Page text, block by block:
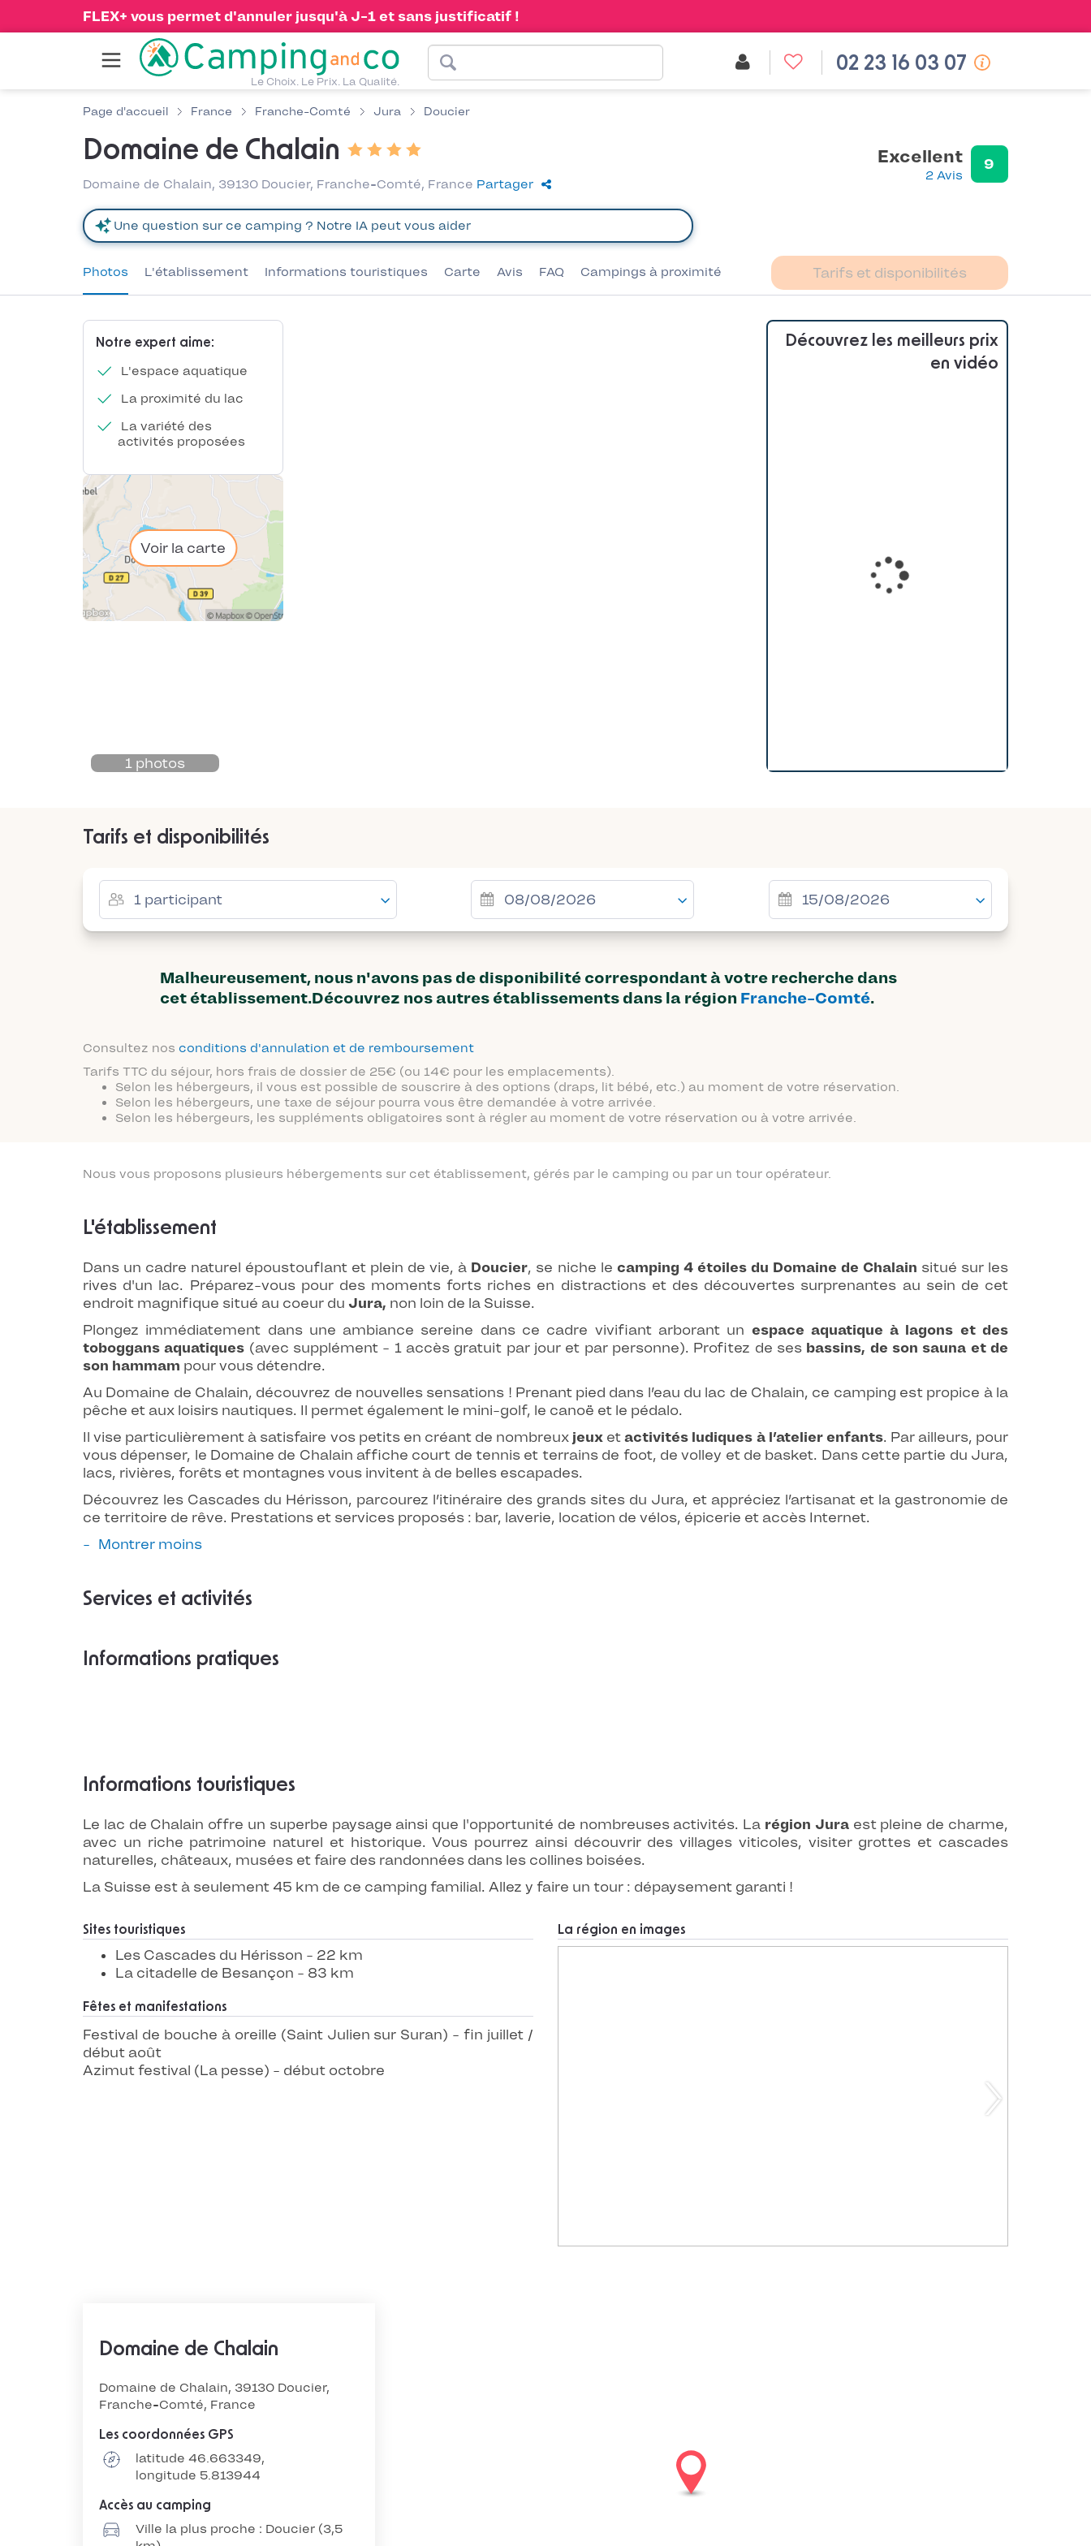
FLEX+ vous permet d'annuler jusqu'à J-1 et sans justificatif !
Le Choix. Le Prix. La Qualité.
02 23 16 03 07
Page d'accueil France Franche-Comté Jura Doucier
Domaine de Chalain
Domaine de Chalain, 39130 Doucier, Franche-Comté, France Partager
Excellent
2 Avis
9
Photos L'établissement Informations touristiques Carte Avis FAQ Campings à proximité Tarifs et disponibilités
Notre expert aime:
L'espace aquatique
La proximité du lac
La variété des
activités proposées
Voir la carte
1 photos
Découvrez les meilleurs prix
en vidéo
Tarifs et disponibilités
Malheureusement, nous n'avons pas de disponibilité correspondant à votre recherche dans
cet établissement.Découvrez nos autres établissements dans la région Franche-Comté.
Consultez nos conditions d'annulation et de remboursement
Tarifs TTC du séjour, hors frais de dossier de 25€ (ou 14€ pour les emplacements).
Selon les hébergeurs, il vous est possible de souscrire à des options (draps, lit bébé, etc.) au moment de votre réservation.
Selon les hébergeurs, une taxe de séjour pourra vous être demandée à votre arrivée.
Selon les hébergeurs, les suppléments obligatoires sont à régler au moment de votre réservation ou à votre arrivée.
Nous vous proposons plusieurs hébergements sur cet établissement, gérés par le camping ou par un tour opérateur.
L'établissement
Dans un cadre naturel époustouflant et plein de vie, à Doucier, se niche le camping 4 étoiles du Domaine de Chalain situé sur les
rives d'un lac. Préparez-vous pour des moments forts riches en distractions et des découvertes surprenantes au sein de cet
endroit magnifique situé au coeur du Jura, non loin de la Suisse.
Plongez immédiatement dans une ambiance sereine dans ce cadre vivifiant arborant un espace aquatique à lagons et des
toboggans aquatiques (avec supplément - 1 accès gratuit par jour et par personne). Profitez de ses bassins, de son sauna et de
son hammam pour vous détendre.
Au Domaine de Chalain, découvrez de nouvelles sensations ! Prenant pied dans l’eau du lac de Chalain, ce camping est propice à la
pêche et aux loisirs nautiques. Il permet également le mini-golf, le canoë et le pédalo.
Il vise particulièrement à satisfaire vos petits en créant de nombreux jeux et activités ludiques à l’atelier enfants. Par ailleurs, pour
vous dépenser, le Domaine de Chalain affiche court de tennis et terrains de foot, de volley et de basket. Dans cette partie du Jura,
lacs, rivières, forêts et montagnes vous invitent à de belles escapades.
Découvrez les Cascades du Hérisson, parcourez l’itinéraire des grands sites du Jura, et appréciez l’artisanat et la gastronomie de
ce territoire de rêve. Prestations et services proposés : bar, laverie, location de vélos, épicerie et accès Internet.
Montrer moins
Services et activités
Informations pratiques
Informations touristiques
Le lac de Chalain offre un superbe paysage ainsi que l'opportunité de nombreuses activités. La région Juraest pleine de charme,
avec un riche patrimoine naturel et historique. Vous pourrez ainsi découvrir des villages viticoles, visiter grottes et cascades
naturelles, châteaux, musées et faire des randonnées dans les collines boisées.
La Suisse est à seulement 45 km de ce camping familial. Allez y faire un tour : dépaysement garanti !
Sites touristiques
Les Cascades du Hérisson - 22 km
La citadelle de Besançon - 83 km
Fêtes et manifestations
Festival de bouche à oreille (Saint Julien sur Suran) - fin juillet /
début août
Azimut festival (La pesse) - début octobre
La région en images
Domaine de Chalain
Domaine de Chalain, 39130 Doucier,
Franche-Comté, France
Les coordonnées GPS
latitude 46.663349,
longitude 5.813944
Accès au camping
Ville la plus proche : Doucier (3,5